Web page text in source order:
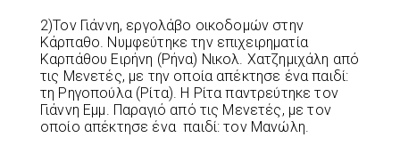
2)Τον Γιάννη, εργολάβο οικοδομών στην
Κάρπαθο. Νυμφεύτηκε την επιχειρηματία
Καρπάθου Ειρήνη (Ρήνα) Νικολ. Χατζημιχάλη από
τις Μενετές, με την οποία απέκτησε ένα παιδί:
τη Ρηγοπούλα (Ρίτα). Η Ρίτα παντρεύτηκε τον
Γιάννη Εμμ. Παραγιό από τις Μενετές, με τον
οποίο απέκτησε ένα παιδί: τον Μανώλη.